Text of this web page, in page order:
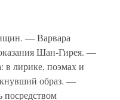
— Варвара
Шан-Гирея. —
в лирике, поэмах и
образ. —